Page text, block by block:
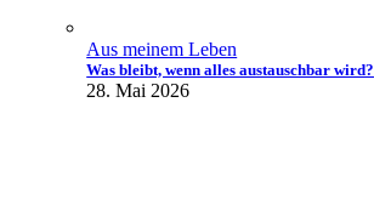
Aus meinem Leben
Was bleibt, wenn alles austauschbar wird?
28. Mai 2026